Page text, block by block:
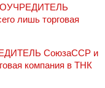
лишь торговая
СоюзаССР и
компания в ТНК